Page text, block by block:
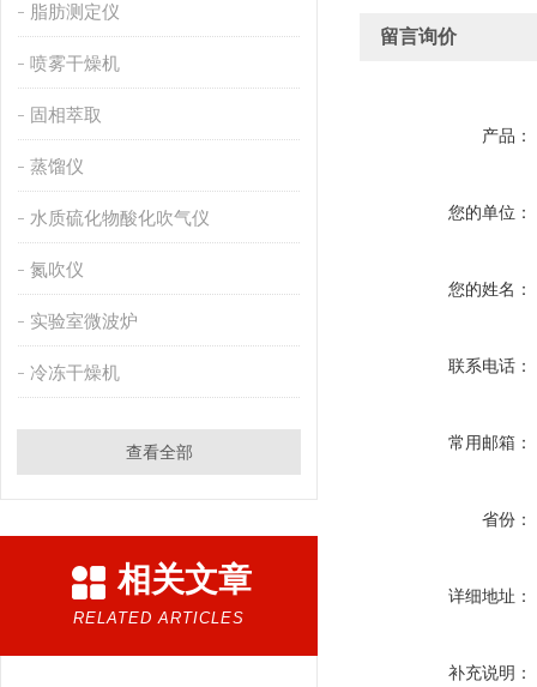
脂肪测定仪
喷雾干燥机
固相萃取
蒸馏仪
水质硫化物酸化吹气仪
氮吹仪
实验室微波炉
冷冻干燥机
查看全部
相关文章
RELATED ARTICLES
留言询价
产品：
您的单位：
您的姓名：
联系电话：
常用邮箱：
省份：
详细地址：
补充说明：